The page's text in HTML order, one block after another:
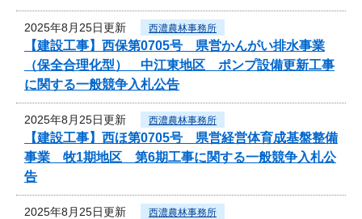
2025年8月25日更新 西濃農林事務所
【建設工事】西保第0705号 県営かんがい排水事業
（保全合理化型） 中江東地区 ポンプ設備更新工事
に関する一般競争入札公告
2025年8月25日更新 西濃農林事務所
【建設工事】西ほ第0705号 県営経営体育成基盤整備
事業 牧1期地区 第6期工事に関する一般競争入札公
告
2025年8月25日更新 西濃農林事務所